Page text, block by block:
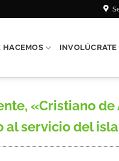
HACEMOS INVOLÚCRATE
«Cristiano
al servicio del